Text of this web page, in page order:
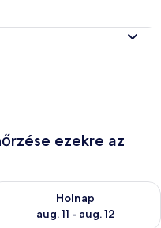
ezekre az
aug. 10 - aug. 11
Holnap
aug. 11 - aug. 12
rendelkezésre állás